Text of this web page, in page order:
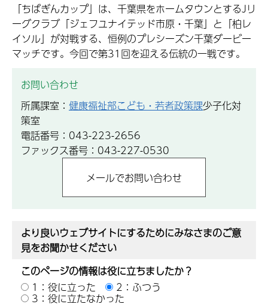
「ちばぎんカップ」は、千葉県をホームタウンとするJリ
ーグクラブ「ジェフユナイテッド市原・千葉」と「柏レ
イソル」が対戦する、恒例のプレシーズン千葉ダービー
マッチです。今回で第31回を迎える伝統の一戦です。
お問い合わせ
所属課室： 健康福祉部こども・若者政策課少子化対
策室
電話番号：043-223-2656
ファックス番号：043-227-0530
より良いウェブサイトにするためにみなさまのご意
見をお聞かせください
このページの情報は役に立ちましたか？
1：役に立った
2：ふつう
3：役に立たなかった